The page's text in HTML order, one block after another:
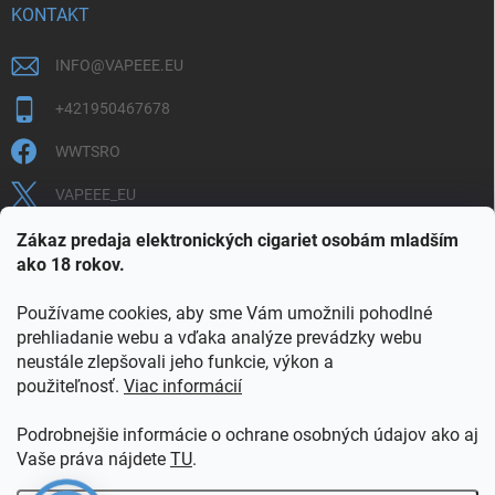
Zákaz predaja elektronických cigariet osobám mladším
ako 18 rokov.
Používame cookies, aby sme Vám umožnili pohodlné
prehliadanie webu a vďaka analýze prevádzky webu
neustále zlepšovali jeho funkcie, výkon a
použiteľnosť. Viac informácií
Podrobnejšie informácie o ochrane osobných údajov ako aj
Vaše práva nájdete TU.
KONTAKT
INFO@VAPEEE.EU
+421950467678
WWTSRO
VAPEEE_EU
VAPEEE.EU
COOKIES
OBCHODNÉ PODMIENKY
POŠTOVNÉ A DOPRAVA
VERNOSTNÝ PROGRAM
KONTAKT